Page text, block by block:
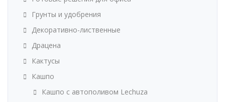
Грунты и удобрения
Декоративно-лиственные
Драцена
Кактусы
Кашпо
Кашпо с автополивом Lechuza